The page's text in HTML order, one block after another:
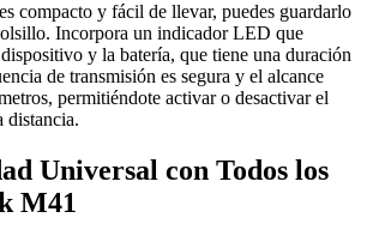
compacto y fácil de llevar, puedes guardarlo
Incorpora un indicador LED que
y la batería, que tiene una duración
de transmisión es segura y el alcance
permitiéndote activar o desactivar el
distancia.
Universal con Todos los
M41